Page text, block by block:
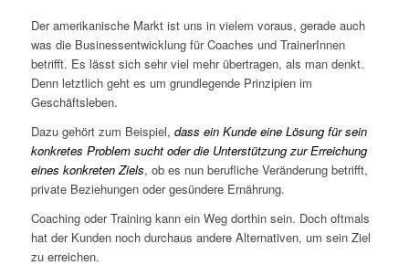
Der amerikanische Markt ist uns in vielem voraus, gerade auch
was die Businessentwicklung für Coaches und TrainerInnen
betrifft. Es lässt sich sehr viel mehr übertragen, als man denkt.
Denn letztlich geht es um grundlegende Prinzipien im
Geschäftsleben.
Dazu gehört zum Beispiel, dass ein Kunde eine Lösung für sein
konkretes Problem sucht oder die Unterstützung zur Erreichung
eines konkreten Ziels, ob es nun berufliche Veränderung betrifft,
private Beziehungen oder gesündere Ernährung.
Coaching oder Training kann ein Weg dorthin sein. Doch oftmals
hat der Kunden noch durchaus andere Alternativen, um sein Ziel
zu erreichen.